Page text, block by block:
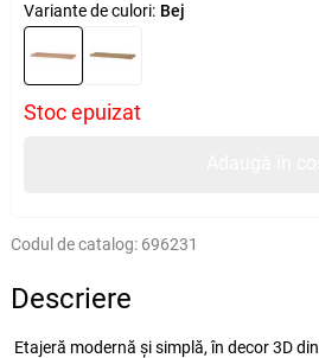
Variante de culori: Bej
Stoc epuizat
Codul de catalog: 696231
Descriere
Etajeră modernă și simplă, în decor 3D